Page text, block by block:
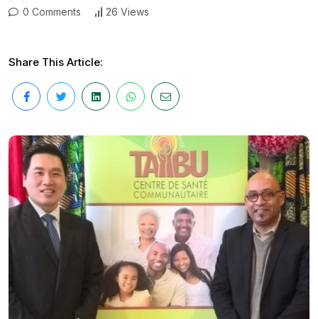
0 Comments
26 Views
Share This Article: